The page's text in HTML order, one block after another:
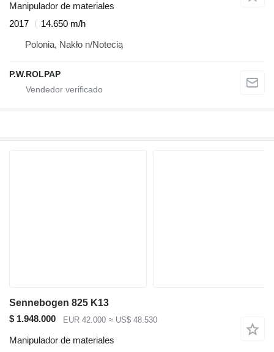
Manipulador de materiales
2017
14.650 m/h
Polonia, Nakło n/Notecią
P.W.ROLPAP
Sennebogen 825 K13
$ 1.948.000
EUR 42.000 ≈ US$ 48.530
Manipulador de materiales